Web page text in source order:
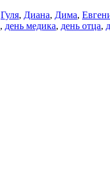
Гуля, Диана, Дима,
, день медика, день отца,